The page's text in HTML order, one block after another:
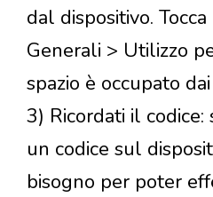
dal dispositivo.
Generali > Utilizzo
spazio è occupato
3) Ricordati il
un codice sul
bisogno per poter